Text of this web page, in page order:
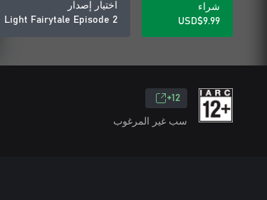
شراء
USD$9.99
اختيار إصدار
Light Fairytale Episode 2
12+
سب غير المرغوب